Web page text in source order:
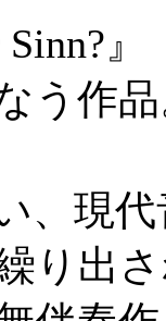
う作
、現
り出